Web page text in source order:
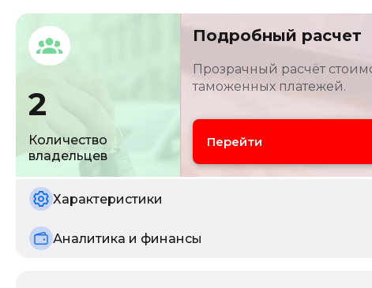
2
Количество
владельцев
Подробный расчет
Прозрачный расчёт
таможенных платежей.
Перейти
Характеристики
Аналитика и финансы